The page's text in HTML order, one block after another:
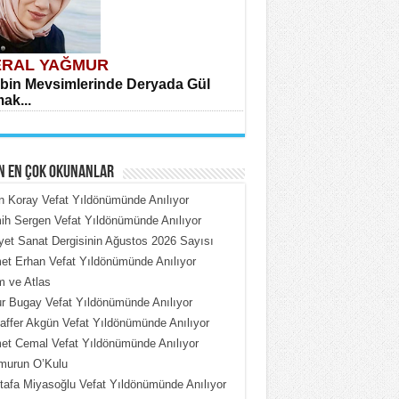
YAĞMUR
Mevsimlerinde Deryada Gül
ÇOBAN
Put Dışardaki Maskeler...
EN ÇOK OKUNANLAR
Koray Vefat Yıldönümünde Anılıyor
Sergen Vefat Yıldönümünde Anılıyor
Sanat Dergisinin Ağustos 2026 Sayısı
Erhan Vefat Yıldönümünde Anılıyor
ve Atlas
Bugay Vefat Yıldönümünde Anılıyor
Akgün Vefat Yıldönümünde Anılıyor
Cemal Vefat Yıldönümünde Anılıyor
O’Kulu
Miyasoğlu Vefat Yıldönümünde Anılıyor